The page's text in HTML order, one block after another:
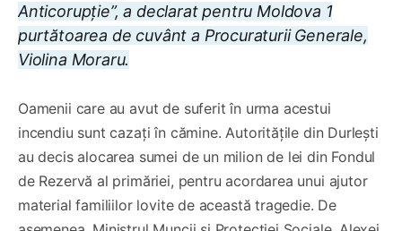
Anticorupție”, a declarat pentru Moldova 1
purtătoarea de cuvânt a Procuraturii Generale,
Violina Moraru.
Oamenii care au avut de suferit în urma acestui
incendiu sunt cazați în cămine. Autoritățile din Durlești
au decis alocarea sumei de un milion de lei din Fondul
de Rezervă al primăriei, pentru acordarea unui ajutor
material familiilor lovite de această tragedie. De